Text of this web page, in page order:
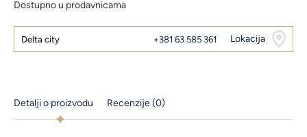
Dostupno u prodavnicama
Delta city +381 63 585 361 Lokacija
Detalji o proizvodu Recenzije (0)